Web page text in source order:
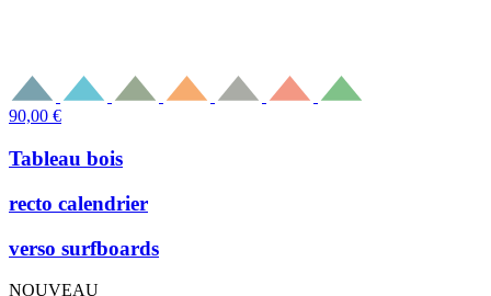
90,00 €
Tableau bois
recto calendrier
verso surfboards
NOUVEAU